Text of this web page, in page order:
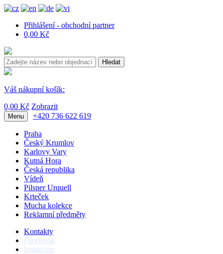
Přihlášení - obchodní partner
0,00 Kč
Hledat
Váš nákupní košík:
0,00 Kč Zobrazit
Menu +420 736 622 619
Praha
Český Krumlov
Karlovy Vary
Kutná Hora
Česká republika
Vídeň
Pilsner Urquell
Krteček
Mucha kolekce
Reklamní předměty
Kontakty
Facebook
Instagram